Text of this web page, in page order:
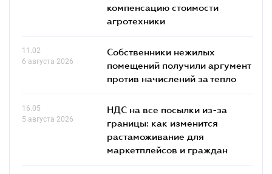
компенсацию стоимости
агротехники
11.02
6 августа 2026
Собственники нежилых
помещений получили аргумент
против начислений за тепло
16.05
5 августа 2026
НДС на все посылки из-за
границы: как изменится
растаможивание для
маркетплейсов и граждан